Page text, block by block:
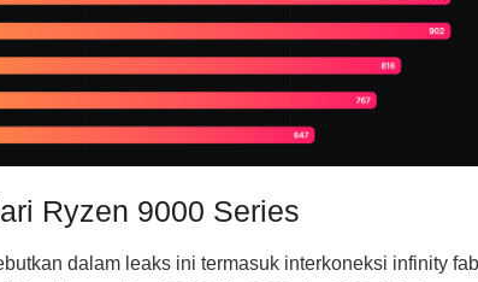
Ryzen 9000 Series
dalam leaks ini termasuk interkoneksi infinity